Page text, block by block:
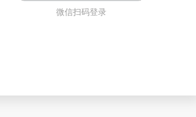
微信扫码登录